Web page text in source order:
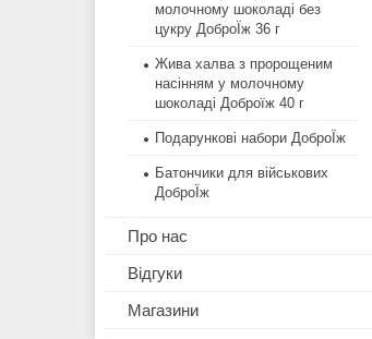
молочному шоколаді без
цукру ДоброЇж 36 г
Жива халва з пророщеним
насінням у молочному
шоколаді Доброїж 40 г
Подарункові набори ДоброЇж
Батончики для військових
ДоброЇж
Про нас
Відгуки
Магазини